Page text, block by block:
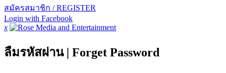
สมัครสมาชิก / REGISTER
Login with Facebook
x
ลืมรหัสผ่าน | Forget Password